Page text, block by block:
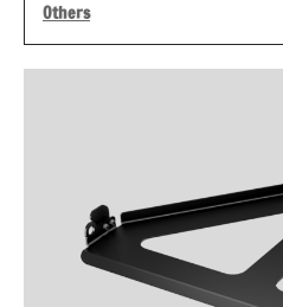
Others